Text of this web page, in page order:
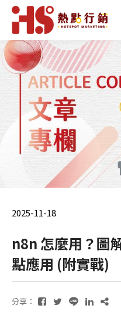
2025-11-18
n8n 怎麼用？圖
點應用 (附實戰)
分享：